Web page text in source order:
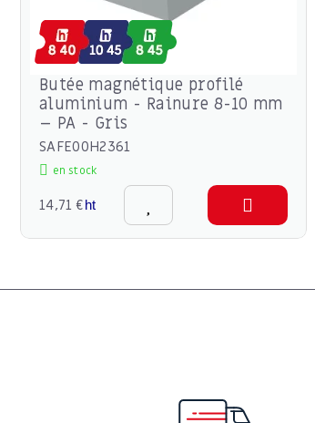
Butée magnétique profilé
aluminium - Rainure 8-10 mm
– PA - Gris
SAFE00H2361
en stock
14,71 €ht